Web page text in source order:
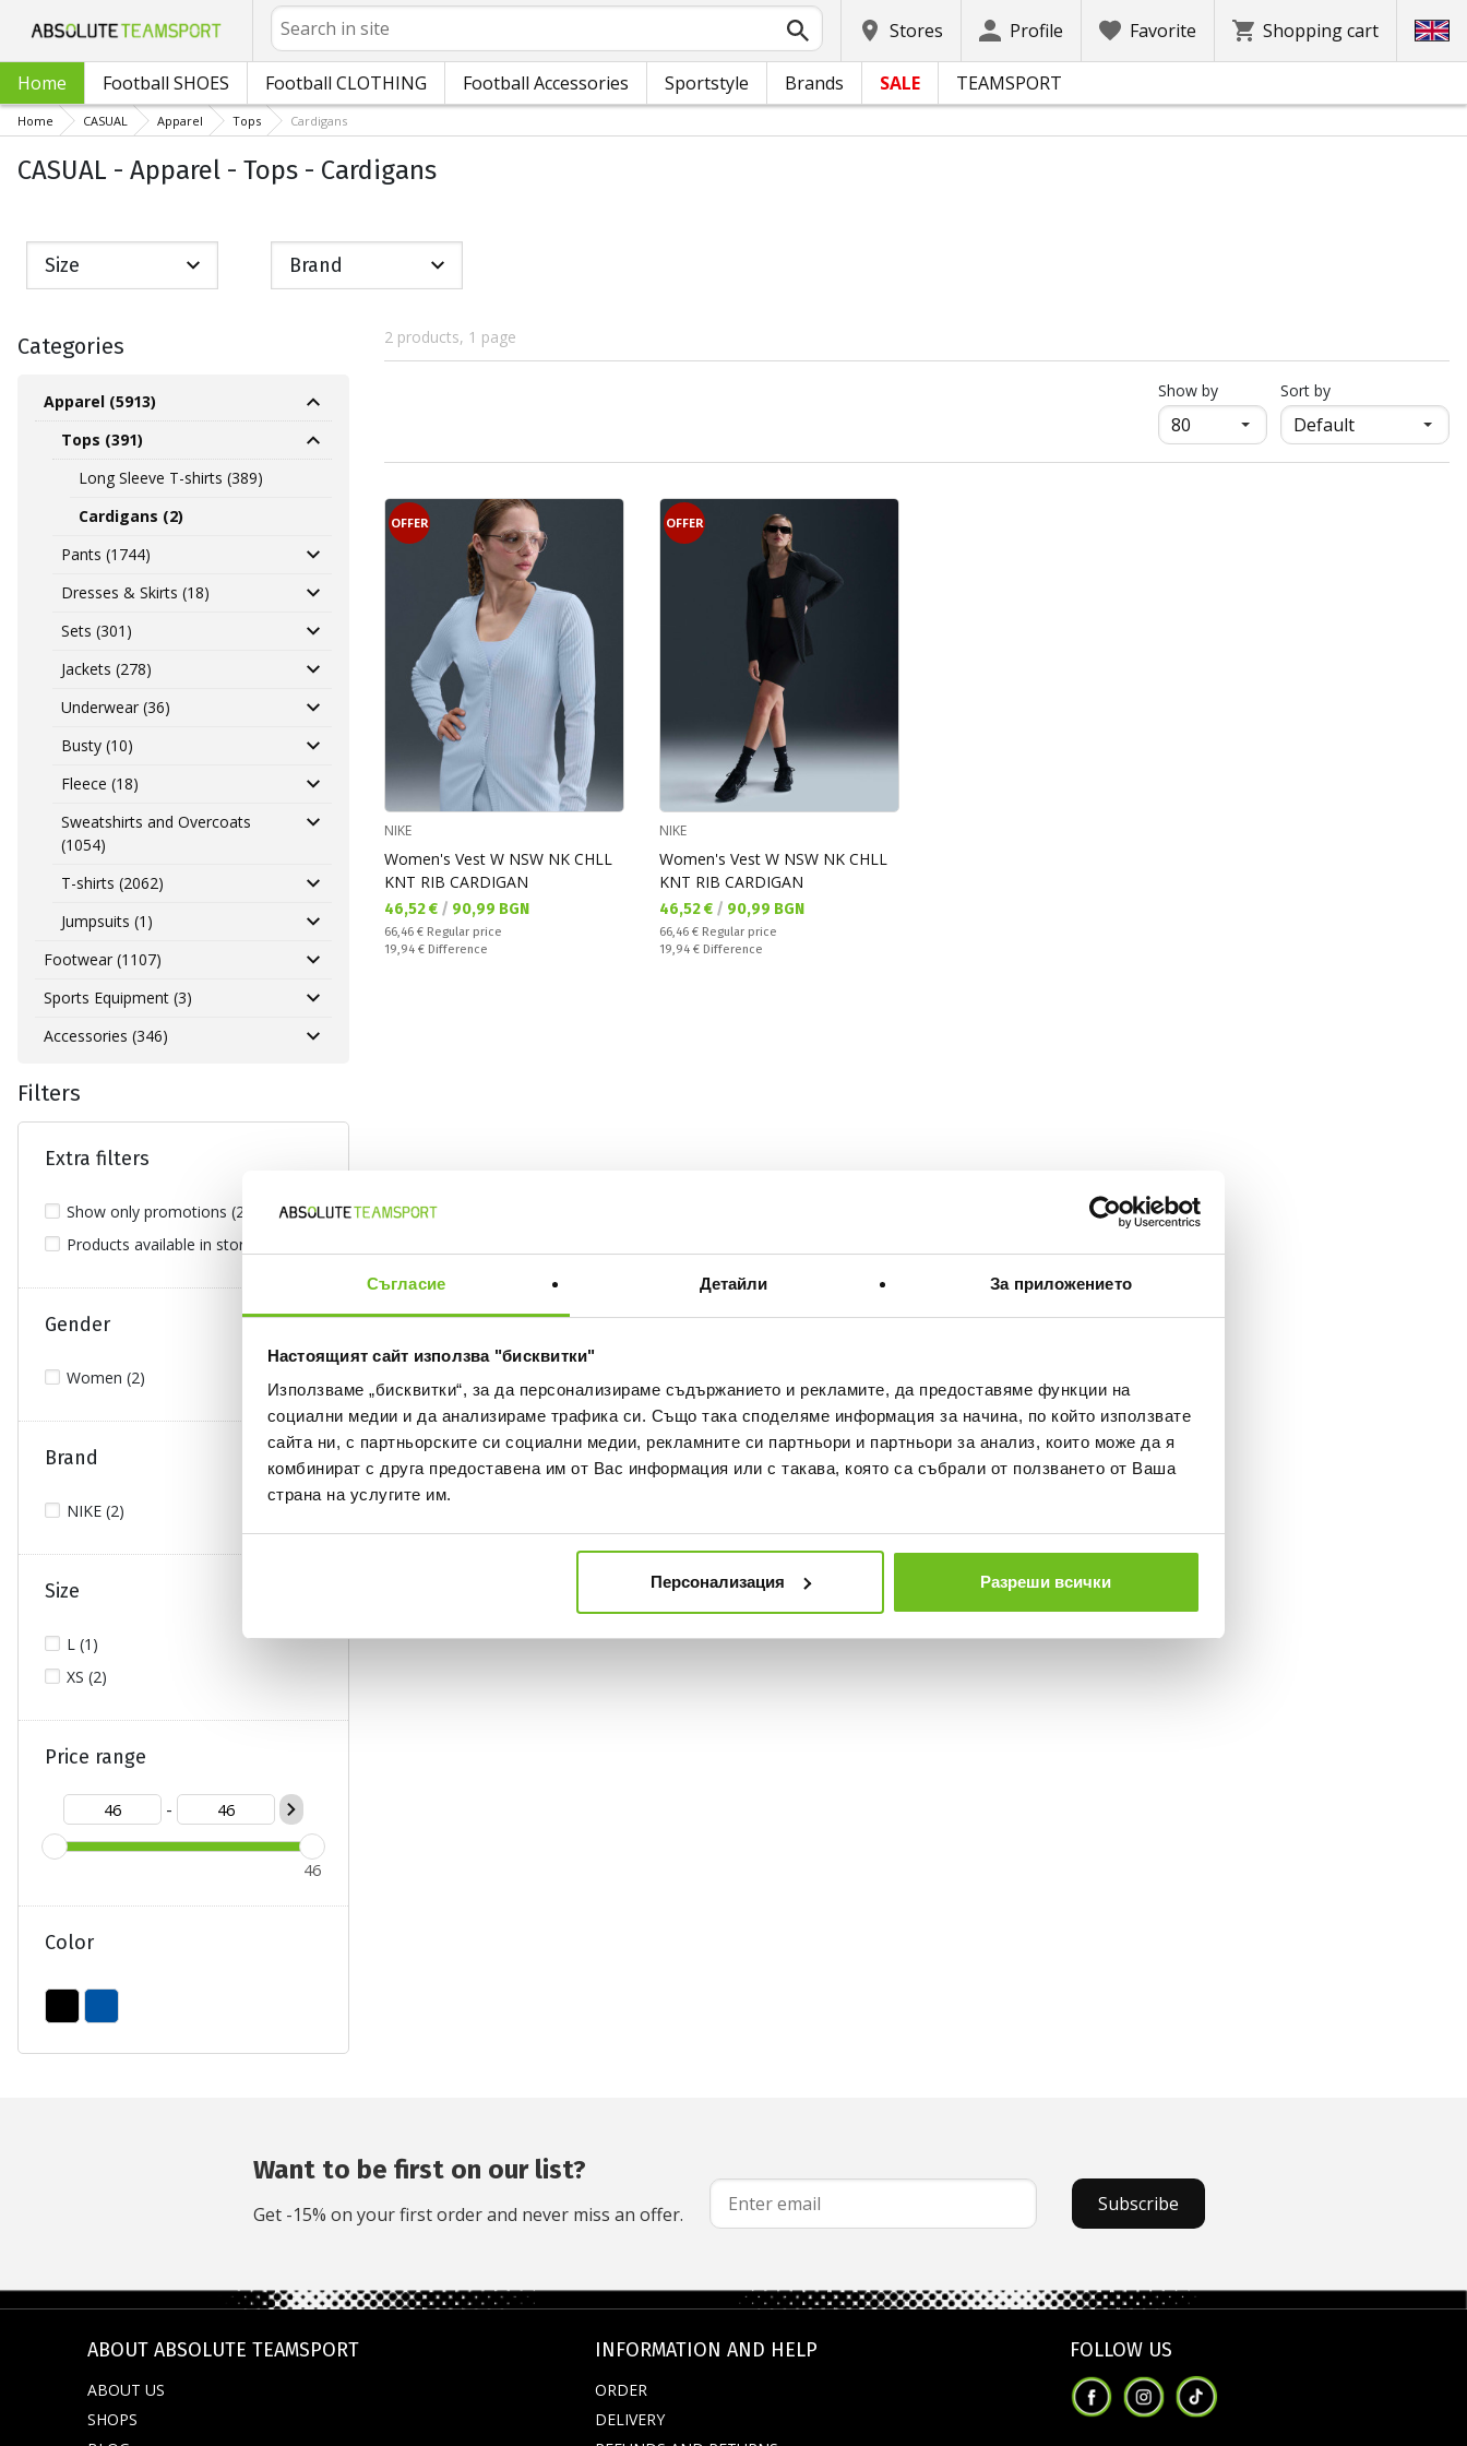
Съгласие Детайли За приложението
Настоящият сайт използва "бисквитки"
Използваме „бисквитки“, за да персонализираме съдържанието и рекламите, да предоставяме функции на
социални медии и да анализираме трафика си. Също така споделяме информация за начина, по който използвате
сайта ни, с партньорските си социални медии, рекламните си партньори и партньори за анализ, които може да я
комбинират с друга предоставена им от Вас информация или с такава, която са събрали от ползването от Ваша
страна на услугите им.
Персонализация Разреши всички
Search
Stores Profile Favorite Shopping cart
Home Football SHOES Football CLOTHING Football Accessories Sportstyle Brands SALE TEAMSPORT
Home CASUAL Apparel Tops Cardigans
CASUAL - Apparel - Tops - Cardigans
Size Brand
Categories
Apparel (5913)
Tops (391)
Long Sleeve T-shirts (389)
Cardigans (2)
Pants (1744)
Dresses & Skirts (18)
Sets (301)
Jackets (278)
Underwear (36)
Busty (10)
Fleece (18)
Sweatshirts and Overcoats
(1054)
T-shirts (2062)
Jumpsuits (1)
Footwear (1107)
Sports Equipment (3)
Accessories (346)
Filters
Extra filters
Show only promotions (2)
Products available in stores (2)
Gender
Women (2)
Brand
NIKE (2)
Size
L (1)
XS (2)
Price range
-
46
Color
2 products, 1 page
Show byпродукти на страница
Sort by
OFFER
NIKE
Women's Vest W NSW NK CHLL
KNT RIB CARDIGAN
Текуща цена:
46,52 € / 90,99 BGN
Regular price:
66,46 € Regular price
Спестявате:
19,94 € Difference
OFFER
NIKE
Women's Vest W NSW NK CHLL
KNT RIB CARDIGAN
Текуща цена:
46,52 € / 90,99 BGN
Regular price:
66,46 € Regular price
Спестявате:
19,94 € Difference
Want to be first on our list?
Get -15% on your first order and never miss an offer. Subscribe
ABOUT ABSOLUTE TEAMSPORT
ABOUT US
SHOPS
INFORMATION AND HELP
ORDER
DELIVERY
FOLLOW US